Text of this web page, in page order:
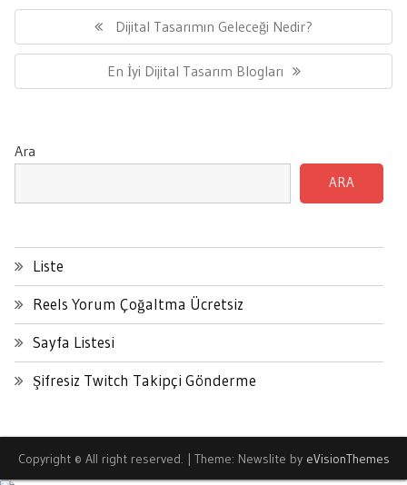
Previous
Post:
Dijital Tasarımın Geleceği Nedir?
Next
Post:
En İyi Dijital Tasarım Blogları
Ara
ARA
Liste
Reels Yorum Çoğaltma Ücretsiz
Sayfa Listesi
Şifresiz Twitch Takipçi Gönderme
Copyright © All right reserved. | Theme: Newslite by eVisionThemes